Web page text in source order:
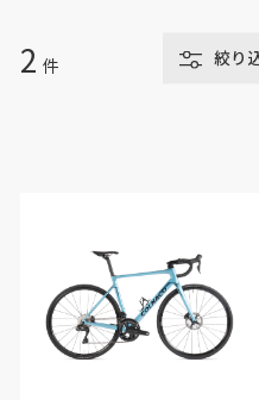
2 件 絞り